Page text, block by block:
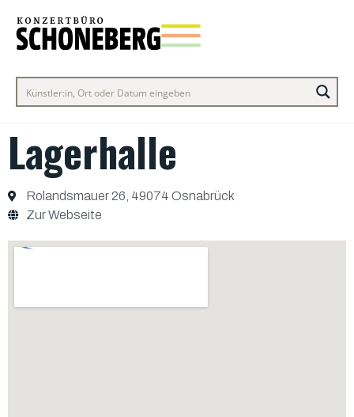
Lagerhalle
Rolandsmauer 26, 49074 Osnabrück
Zur Webseite